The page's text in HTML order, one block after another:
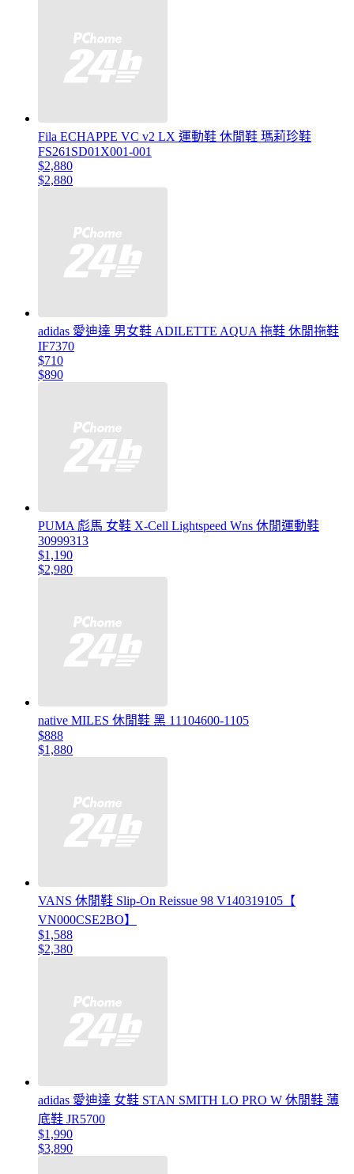
Fila ECHAPPE VC v2 LX 運動鞋 休閒鞋 瑪莉珍鞋
FS261SD01X001-001
$2,880
$2,880
adidas 愛迪達 男女鞋 ADILETTE AQUA 拖鞋 休閒拖鞋
IF7370
$710
$890
PUMA 彪馬 女鞋 X-Cell Lightspeed Wns 休閒運動鞋
30999313
$1,190
$2,980
native MILES 休閒鞋 黑 11104600-1105
$888
$1,880
VANS 休閒鞋 Slip-On Reissue 98 V140319105【
VN000CSE2BO】
$1,588
$2,380
adidas 愛迪達 女鞋 STAN SMITH LO PRO W 休閒鞋 薄
底鞋 JR5700
$1,990
$3,890